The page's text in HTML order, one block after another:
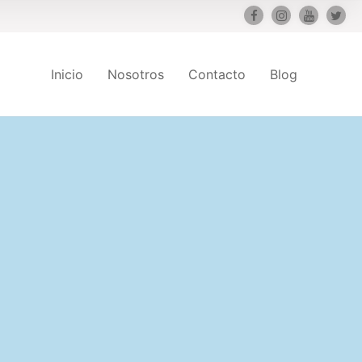
Inicio Nosotros Contacto Blog